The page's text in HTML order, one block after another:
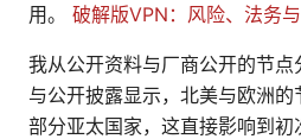
用。 破解版VPN：风险、法务
我从公开资料与厂商公开的节
与公开披露显示，北美与欧洲
部分亚太国家，这直接影响到